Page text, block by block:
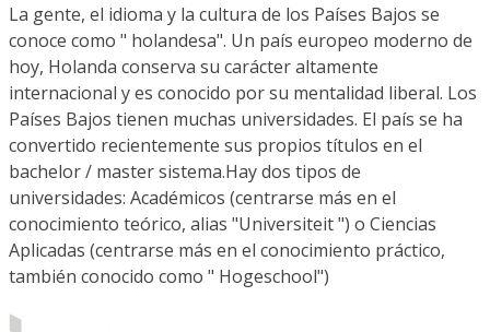
La gente, el idioma y la cultura de los Países Bajos se
conoce como " holandesa". Un país europeo moderno de
hoy, Holanda conserva su carácter altamente
internacional y es conocido por su mentalidad liberal. Los
Países Bajos tienen muchas universidades. El país se ha
convertido recientemente sus propios títulos en el
bachelor / master sistema.Hay dos tipos de
universidades: Académicos (centrarse más en el
conocimiento teórico, alias "Universiteit ") o Ciencias
Aplicadas (centrarse más en el conocimiento práctico,
también conocido como " Hogeschool")